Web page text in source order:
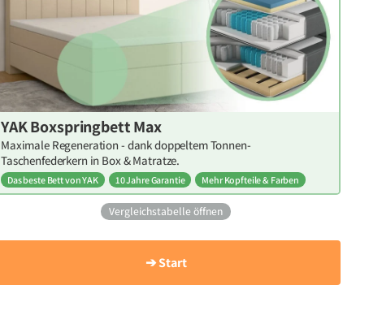
YAK Boxspringbett Max
Maximale Regeneration - dank doppeltem Tonnen-
Taschenfederkern in Box & Matratze.
Das beste Bett von YAK 10 Jahre Garantie Mehr Kopfteile & Farben
Vergleichstabelle öffnen
➔ Start